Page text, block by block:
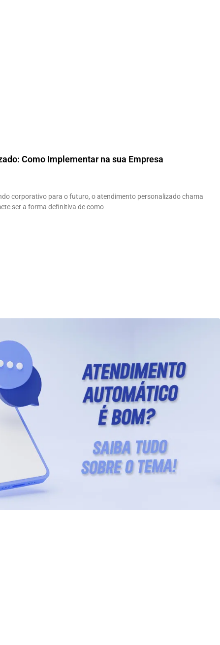
Como Implementar na sua Empresa
corporativo para o futuro, o atendimento personalizado chama
ser a forma definitiva de como